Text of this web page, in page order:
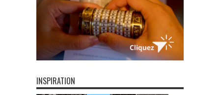
INSPIRATION